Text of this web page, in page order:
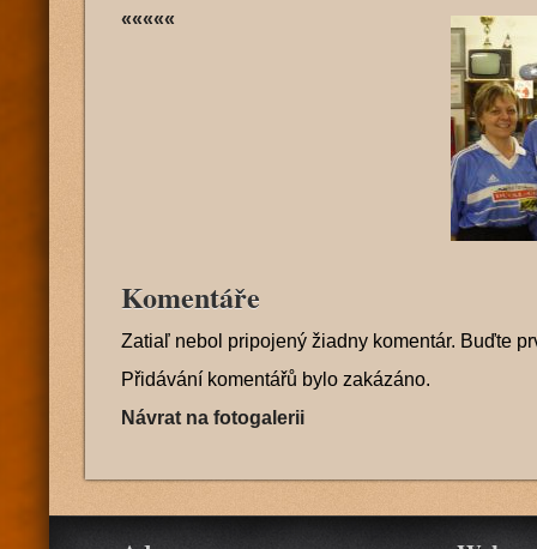
«««««
Komentáře
Zatiaľ nebol pripojený žiadny komentár. Buďte
Přidávání komentářů bylo zakázáno.
Návrat na fotogalerii